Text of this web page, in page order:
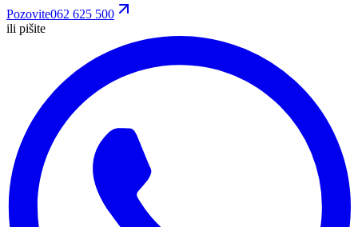
Pozovite062 625 500
ili pišite